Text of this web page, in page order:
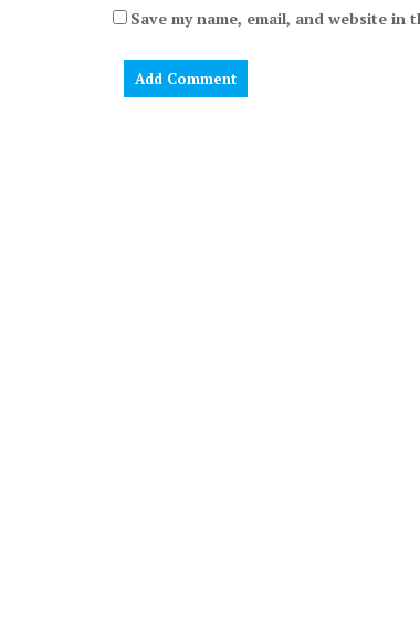
Save my name, email, and website